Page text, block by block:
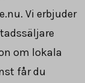
Vi erbjuder
om lokala
får du